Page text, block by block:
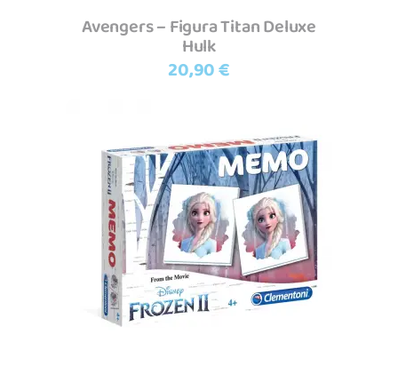
Avengers – Figura Titan Deluxe
Hulk
20,90€
Adicionar